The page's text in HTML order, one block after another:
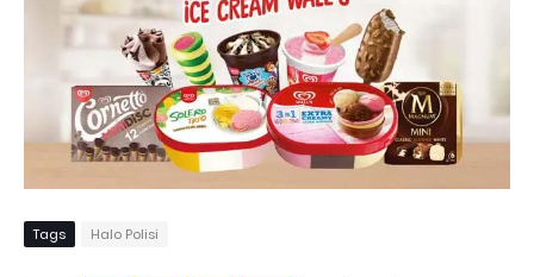
Tags Halo Polisi